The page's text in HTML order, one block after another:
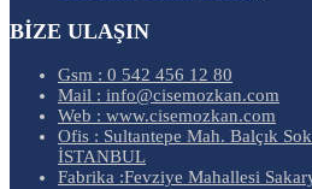
BİZE ULAŞIN
Gsm : 0 542 456 12 80
Mail : info@cisemozkan.com
Web : www.cisemozkan.com
Ofis : Sultantepe Mah. Balçık
İSTANBUL
Fabrika :Fevziye Mahallesi